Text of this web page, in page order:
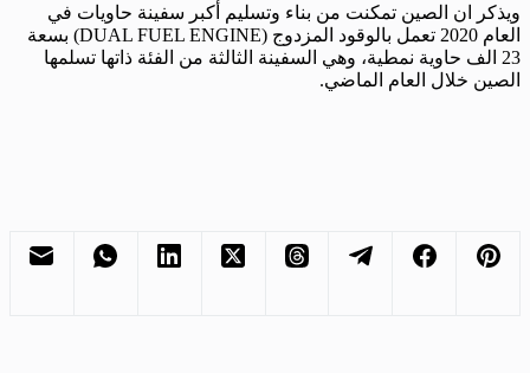
ويذكر ان الصين تمكنت من بناء وتسليم أكبر سفينة حاويات في
العام 2020 تعمل بالوقود المزدوج (DUAL FUEL ENGINE) بسعة
23 الف حاوية نمطية، وهي السفينة الثالثة من الفئة ذاتها تسلمها
الصين خلال العام الماضي.